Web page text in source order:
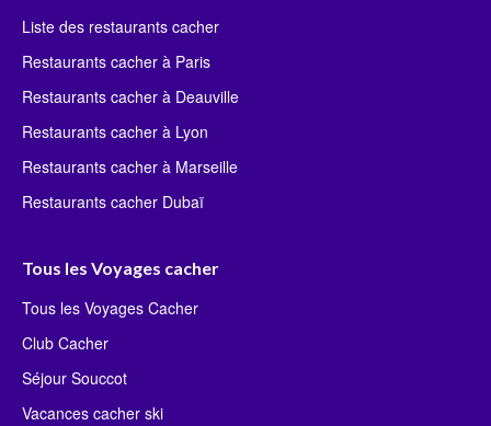
Liste des restaurants cacher
Restaurants cacher à Paris
Restaurants cacher à Deauville
Restaurants cacher à Lyon
Restaurants cacher à Marseille
Restaurants cacher Dubaï
Tous les Voyages cacher
Tous les Voyages Cacher
Club Cacher
Séjour Souccot
Vacances cacher ski